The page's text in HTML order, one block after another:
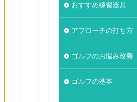
おすすめ練習器具
アプローチの打ち方
ゴルフのお悩み改善
ゴルフの基本